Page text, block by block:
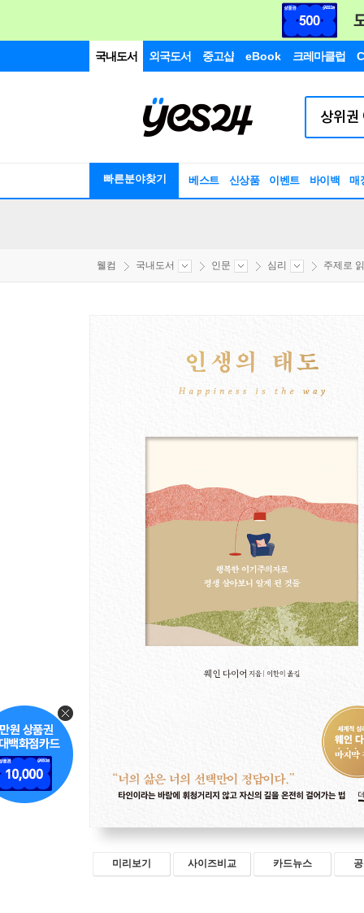
국내도서 외국도서 중고샵 eBook 크레마클럽
빠른분야찾기 베스트 신상품 이벤트 바이백 매
웰컴 국내도서 인문 심리 주제로
미리보기 사이즈비교 카드뉴스